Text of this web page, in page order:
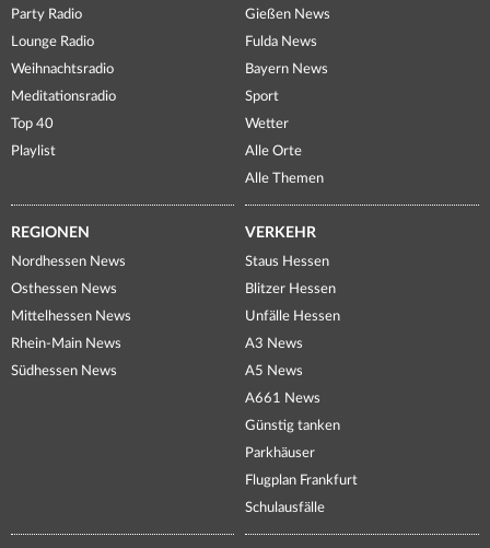
Party Radio
Lounge Radio
Weihnachtsradio
Meditationsradio
Top 40
Playlist
Gießen News
Fulda News
Bayern News
Sport
Wetter
Alle Orte
Alle Themen
REGIONEN
Nordhessen News
Osthessen News
Mittelhessen News
Rhein-Main News
Südhessen News
VERKEHR
Staus Hessen
Blitzer Hessen
Unfälle Hessen
A3 News
A5 News
A661 News
Günstig tanken
Parkhäuser
Flugplan Frankfurt
Schulausfälle